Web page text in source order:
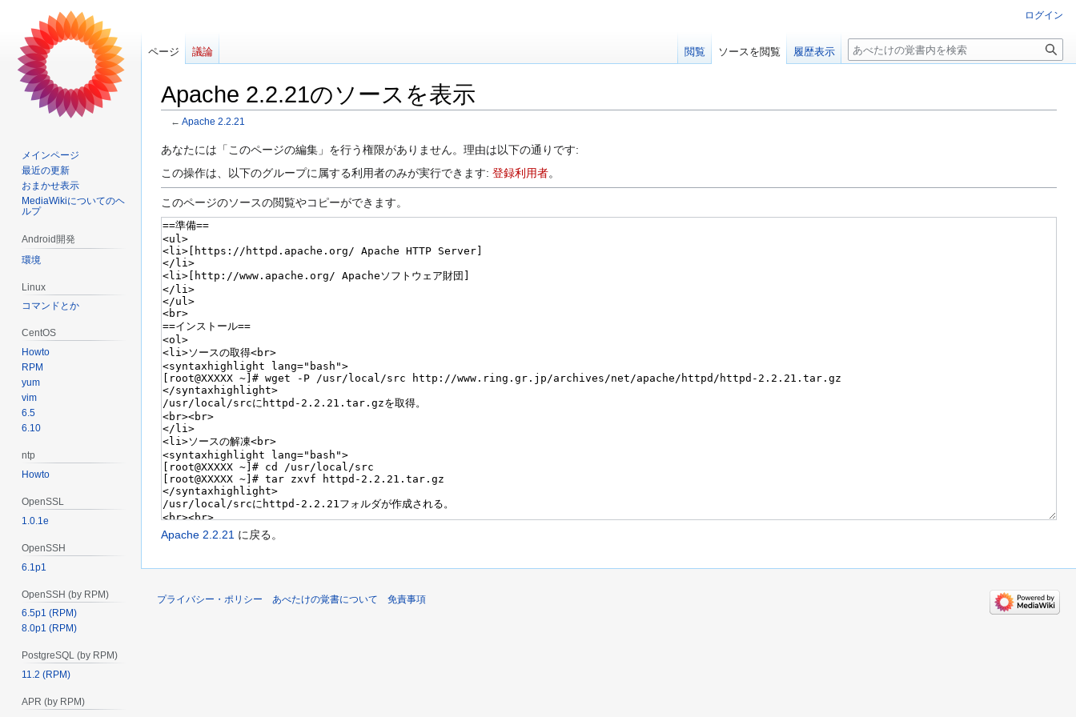
Apache 2.2.21のソースを表示
← Apache 2.2.21
ナ
ー
シ
ョ
ン
に
移
動
検
移
動
あなたには「このページの編集」を行う権限がありません。理由は以下の通りです:
この操作は、以下のグループに属する利用者のみが実行できます: 登録利用者。
このページのソースの閲覧やコピーができます。
Apache 2.2.21 に戻る。
ログイン
ページ 議論 閲覧 ソースを閲覧 履歴表示
検
メインページ
最近の更新
おまかせ表示
MediaWikiについてのヘ
ルプ
Android開発
環境
Linux
コマンドとか
CentOS
Howto
RPM
yum
vim
6.5
6.10
ntp
Howto
OpenSSL
1.0.1e
OpenSSH
6.1p1
OpenSSH (by RPM)
6.5p1 (RPM)
8.0p1 (RPM)
PostgreSQL (by RPM)
11.2 (RPM)
APR (by RPM)
プライバシー・ポリシー あべたけの覚書について 免責事項